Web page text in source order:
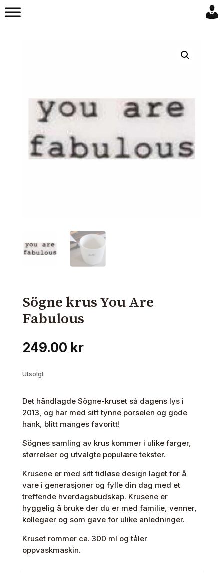
Sögne krus You Are
Fabulous
249.00 kr
Utsolgt
Det håndlagde Sögne-kruset så dagens lys i
2013, og har med sitt tynne porselen og gode
hank, blitt manges favoritt!
Sögnes samling av krus kommer i ulike farger,
størrelser og utvalgte populære tekster.
Krusene er med sitt tidløse design laget for å
vare i generasjoner og fylle din dag med et
treffende hverdagsbudskap. Krusene er
hyggelig å bruke der du er med familie, venner,
kollegaer og som gave for ulike anledninger.
Kruset rommer ca. 300 ml og tåler
oppvaskmaskin.